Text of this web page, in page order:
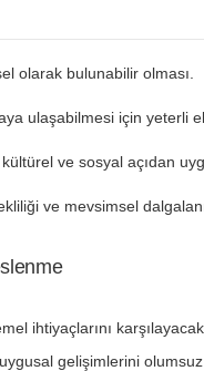
olarak bulunabilir olması.
ulaşabilmesi için yeterli
kültürel ve sosyal açıdan
ve mevsimsel
ihtiyaçlarını
gelişimlerini